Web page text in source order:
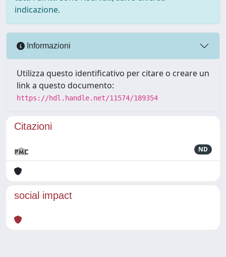
indicazione.
Informazioni
Utilizza questo identificativo per citare o creare un
link a questo documento:
https://hdl.handle.net/11574/189354
Citazioni
ND
social impact